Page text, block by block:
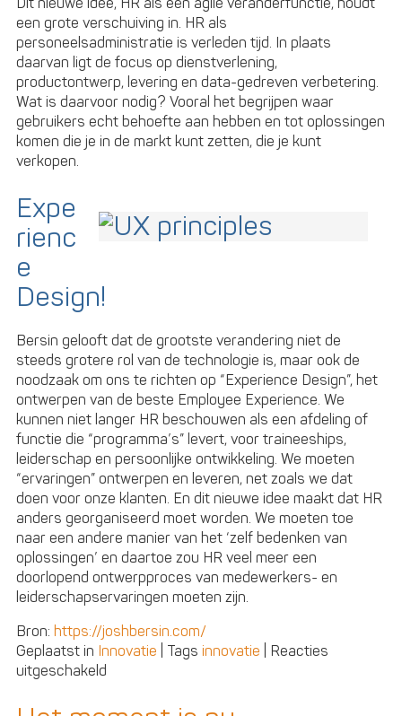
Dit nieuwe idee, HR als een agile veranderfunctie, houdt
een grote verschuiving in. HR als
personeelsadministratie is verleden tijd. In plaats
daarvan ligt de focus op dienstverlening,
productontwerp, levering en data-gedreven verbetering.
Wat is daarvoor nodig? Vooral het begrijpen waar
gebruikers echt behoefte aan hebben en tot oplossingen
komen die je in de markt kunt zetten, die je kunt
verkopen.
Expe
rienc
e
Design!
Bersin gelooft dat de grootste verandering niet de
steeds grotere rol van de technologie is, maar ook de
noodzaak om ons te richten op “Experience Design”, het
ontwerpen van de beste Employee Experience. We
kunnen niet langer HR beschouwen als een afdeling of
functie die “programma’s” levert, voor traineeships,
leiderschap en persoonlijke ontwikkeling. We moeten
“ervaringen” ontwerpen en leveren, net zoals we dat
doen voor onze klanten. En dit nieuwe idee maakt dat HR
anders georganiseerd moet worden. We moeten toe
naar een andere manier van het ‘zelf bedenken van
oplossingen’ en daartoe zou HR veel meer een
doorlopend ontwerpproces van medewerkers- en
leiderschapservaringen moeten zijn.
Bron: https://joshbersin.com/
Geplaatst in Innovatie Tags innovatie
Reacties
uitgeschakeld
is